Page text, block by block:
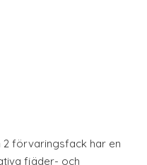
2 förvaringsfack har en
fjäder- och